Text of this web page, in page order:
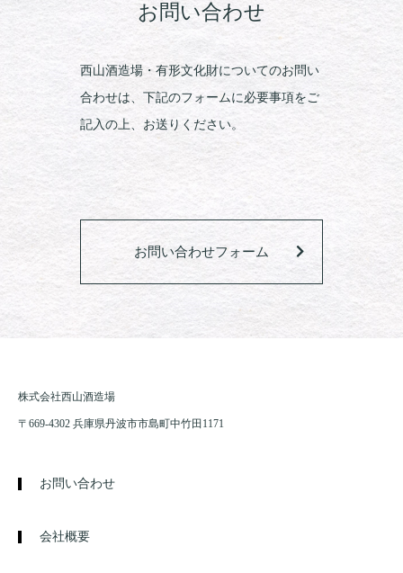
お問い合わせ
西山酒造場・有形文化財についてのお問い
合わせは、下記のフォームに必要事項をご
記入の上、お送りください。
お問い合わせフォーム
株式会社西山酒造場
〒669-4302 兵庫県丹波市市島町中竹田1171
お問い合わせ
会社概要